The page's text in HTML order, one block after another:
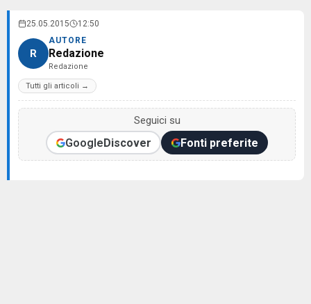
25.05.2015 12:50
R
AUTORE
Redazione
Redazione
Tutti gli articoli →
Seguici su
GoogleDiscover Fonti preferite